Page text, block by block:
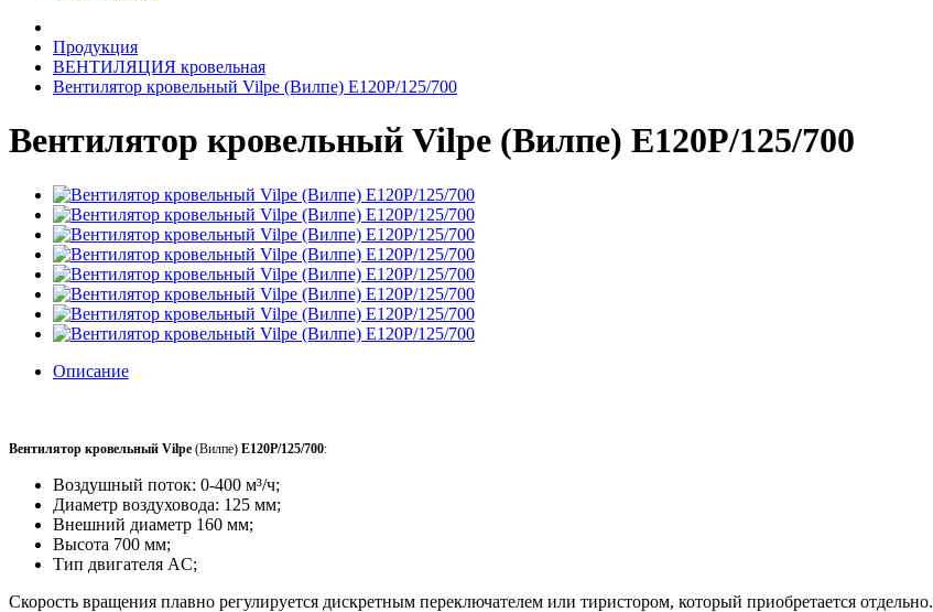
Продукция
ВЕНТИЛЯЦИЯ кровельная
Вентилятор кровельный Vilpe (Вилпе) E120P/125/700
Вентилятор кровельный Vilpe (Вилпе) E120P/125/700
Описание
Вентилятор кровельный Vilpe (Вилпе) E120P/125/700:
Воздушный поток: 0-400 м³/ч;
Диаметр воздуховода: 125 мм;
Внешний диаметр 160 мм;
Высота 700 мм;
Тип двигателя AC;
Скорость вращения плавно регулируется дискретным переключателем или тиристором, который приобретается отдельно.